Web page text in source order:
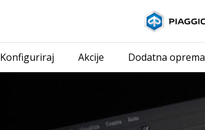
Konfiguriraj Akcije Dodatna oprema